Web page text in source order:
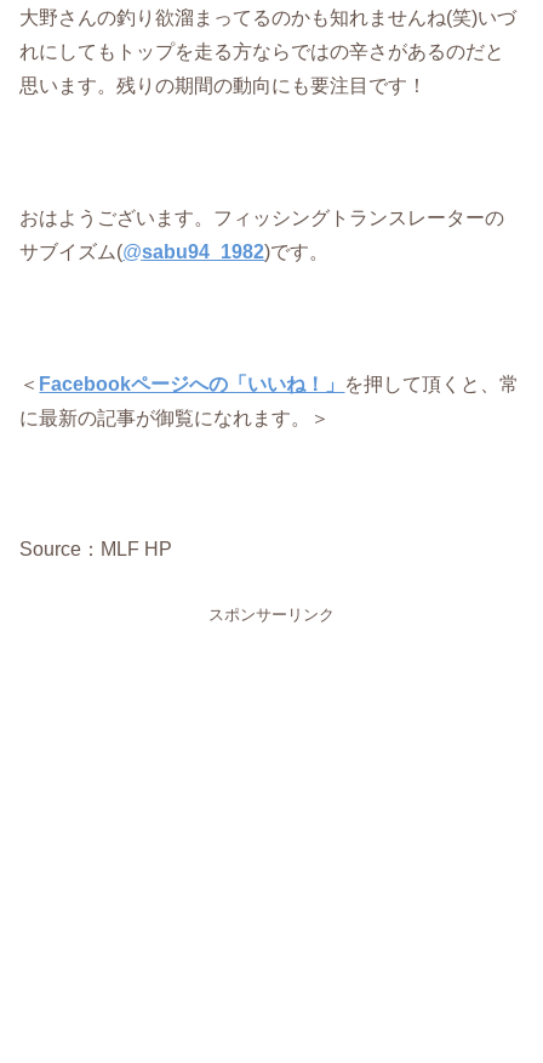
大野さんの釣り欲溜まってるのかも知れませんね(笑)いづ
れにしてもトップを走る方ならではの辛さがあるのだと
思います。残りの期間の動向にも要注目です！
おはようございます。フィッシングトランスレーターの
サブイズム(@sabu94_1982)です。
＜ Facebookページへの「いいね！」 を押して頂くと、常
に最新の記事が御覧になれます。＞
Source：MLF HP
スポンサーリンク